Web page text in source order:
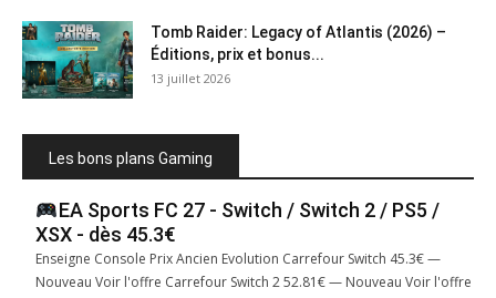
Tomb Raider: Legacy of Atlantis (2026) –
Éditions, prix et bonus...
13 juillet 2026
Les bons plans Gaming
EA Sports FC 27 - Switch / Switch 2 / PS5 /
XSX - dès 45.3€
Enseigne Console Prix Ancien Evolution Carrefour Switch 45.3€ —
Nouveau Voir l'offre Carrefour Switch 2 52.81€ — Nouveau Voir l'offre